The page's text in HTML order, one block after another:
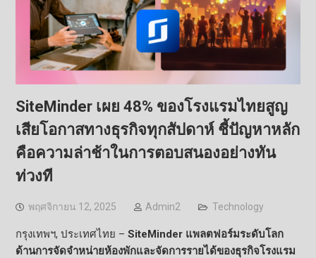
SiteMinder เผย 48% ของโรงแรมไทยสูญ
เสียโอกาสทางธุรกิจทุกสัปดาห์ ชี้ปัญหาหลัก
คือความล่าช้าในการตอบสนองอย่างทัน
ท่วงที
พฤศจิกายน 12, 2025 Admin2 Technology
กรุงเทพฯ, ประเทศไทย – SiteMinder แพลตฟอร์มระดับโลก
ด้านการจัดจำหน่ายห้องพักและจัดการรายได้ของธุรกิจโรงแรม